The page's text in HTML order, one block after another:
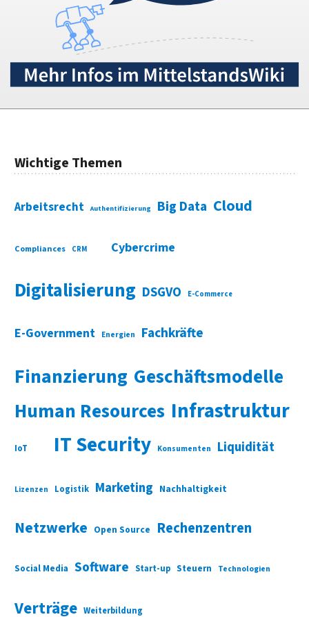
Wichtige Themen
Arbeitsrecht Authentifizierung Big Data Cloud
Compliances CRM Cybercrime
Digitalisierung DSGVO E-Commerce
E-Government Energien Fachkräfte
Finanzierung Geschäftsmodelle
Human Resources Infrastruktur
IoT IT Security Konsumenten Liquidität
Lizenzen Logistik Marketing Nachhaltigkeit
Netzwerke Open Source Rechenzentren
Social Media Software Start-up Steuern Technologien
Verträge Weiterbildung